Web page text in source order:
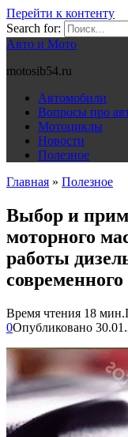
Перейти к контенту
Search for:
Авто и Мото
motosib54.ru
Автомобили
Вопросы про
Мотоциклы
Новости
Полезное
Главная » Полезное
Выбор и
моторного
работы
Время чтения 18 мин.
0Опубликовано